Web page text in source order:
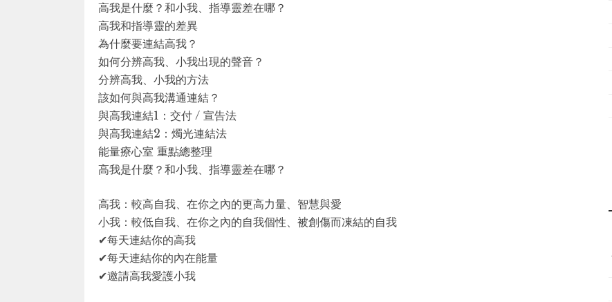
高我是什麼？和小我、指導靈差在哪？
高我和指導靈的差異
為什麼要連結高我？
如何分辨高我、小我出現的聲音？
分辨高我、小我的方法
該如何與高我溝通連結？
與高我連結1：交付 / 宣告法
與高我連結2：燭光連結法
能量療心室 重點總整理
高我是什麼？和小我、指導靈差在哪？
高我：較高自我、在你之內的更高力量、智慧與愛
小我：較低自我、在你之內的自我個性、被創傷而凍結的自我
✔每天連結你的高我
✔每天連結你的內在能量
✔邀請高我愛護小我